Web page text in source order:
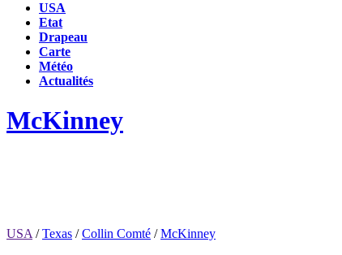
USA
Etat
Drapeau
Carte
Météo
Actualités
McKinney
USA /Texas /Collin Comté /McKinney